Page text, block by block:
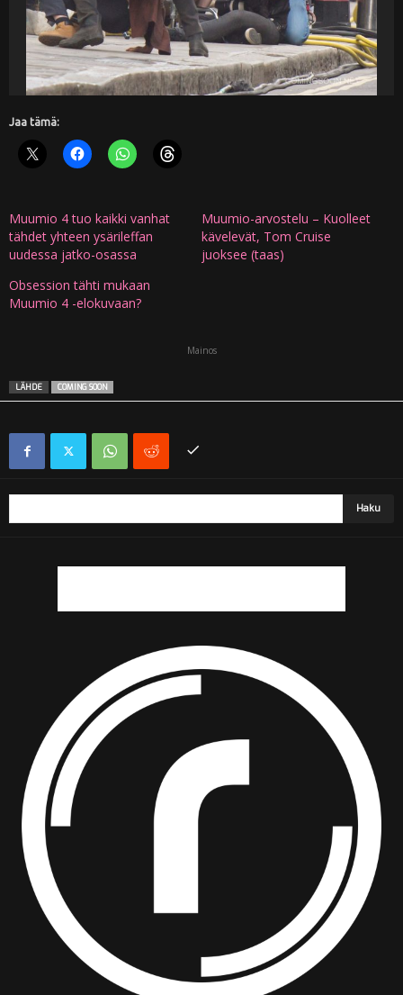
Jaa tämä:
Muumio 4 tuo kaikki vanhat
tähdet yhteen ysärileffan
uudessa jatko-osassa
Muumio-arvostelu – Kuolleet
kävelevät, Tom Cruise
juoksee (taas)
Obsession tähti mukaan
Muumio 4 -elokuvaan?
Mainos
LÄHDE COMING SOON